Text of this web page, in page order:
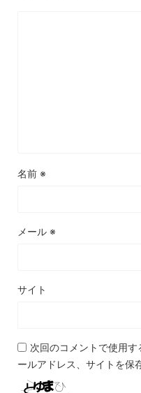
名前 ※
メール ※
サイト
次回のコメントで使用
ールアドレス、サイトを保